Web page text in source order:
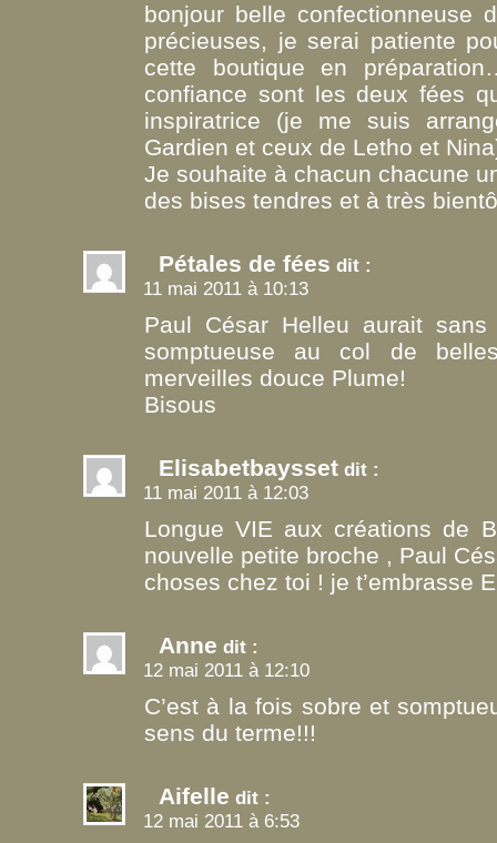
bonjour belle confectionneuse
précieuses, je serai patiente
cette boutique en
confiance sont les deux fées
inspiratrice (je me suis
Gardien et ceux de Letho et
Je souhaite à chacun chacune
des bises tendres et à très
Pétales de fées dit :
11 mai 2011 à 10:13
Paul César Helleu aurait
somptueuse au col de
merveilles douce Plume!
Bisous
Elisabetbaysset dit :
11 mai 2011 à 12:03
Longue VIE aux créations de
nouvelle petite broche , Paul
choses chez toi ! je t’embrasse
Anne dit :
12 mai 2011 à 12:10
C’est à la fois sobre et
sens du terme!!!
Aifelle dit :
12 mai 2011 à 6:53